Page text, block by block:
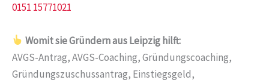
0151 15771021
Womit sie Gründern aus Leipzig hilft:
AVGS-Antrag, AVGS-Coaching, Gründungscoaching,
Gründungszuschussantrag, Einstiegsgeld,